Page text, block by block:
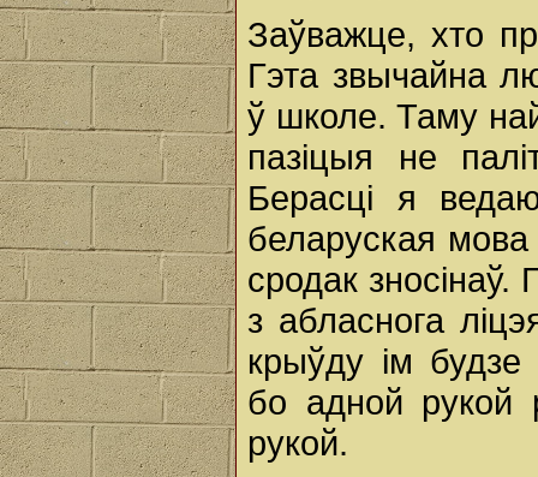
Заўважце, хто
Гэта звычайна
ў школе. Таму
пазіцыя не
Берасці я
беларуская
сродак
з абласнога
крыўду ім
бо адной рукой
рукой.